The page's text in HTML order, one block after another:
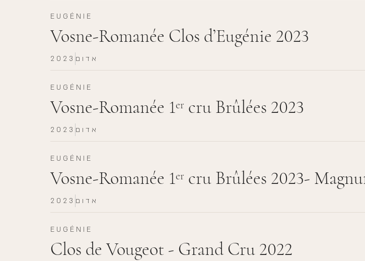
EUGÉNIE
Vosne-Romanée Clos d’Eugénie 2023
2023 אדום
EUGÉNIE
Vosne-Romanée 1er cru Brûlées 2023
2023 אדום
EUGÉNIE
Vosne-Romanée 1er cru Brûlées 2023-
2023 אדום
EUGÉNIE
Clos de Vougeot - Grand Cru 2022